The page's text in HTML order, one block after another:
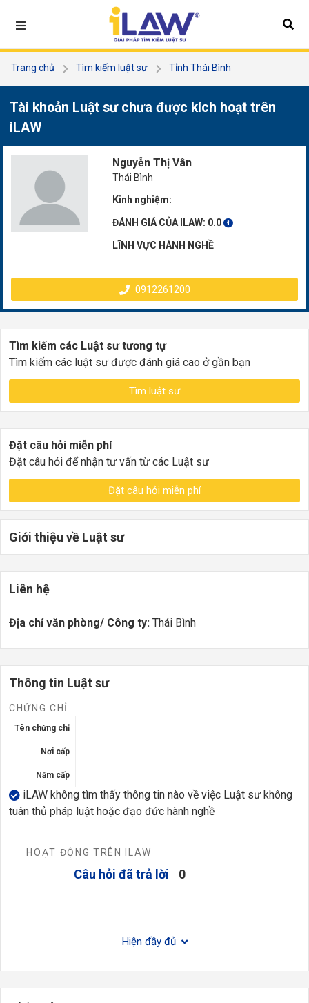
Trang chủ Tìm kiếm luật sư
Tỉnh Thái Bình
Tài khoản Luật sư chưa được kích hoạt trên
iLAW
Nguyễn Thị Vân
Thái Bình
Kinh nghiệm:
ĐÁNH GIÁ CỦA ILAW: 0.0
LĨNH VỰC HÀNH NGHỀ
0912261200
Tìm kiếm các Luật sư tương tự
Tìm kiếm các luật sư được đánh giá cao ở gần bạn
Tìm luật sư
Đặt câu hỏi miễn phí
Đặt câu hỏi để nhận tư vấn từ các Luật sư
Đặt câu hỏi miễn phí
Giới thiệu về Luật sư
Liên hệ
Địa chỉ văn phòng/ Công ty: Thái Bình
Thông tin Luật sư
CHỨNG CHỈ
Tên chứng chỉ
Nơi cấp
Năm cấp
iLAW không tìm thấy thông tin nào về việc Luật sư không
tuân thủ pháp luật hoặc đạo đức hành nghề
HOẠT ĐỘNG TRÊN ILAW
Câu hỏi đã trả lời 0
Hiện đầy đủ